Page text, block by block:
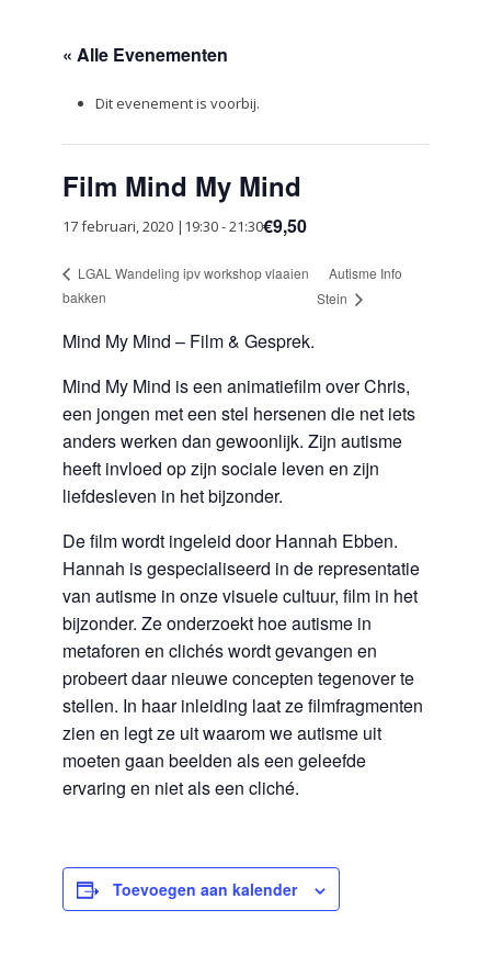
« Alle Evenementen
Dit evenement is voorbij.
Film Mind My Mind
17 februari, 2020 |19:30-21:30€9,50
LGAL Wandeling ipv workshop vlaaien
bakken
Autisme Info
Stein
Mind My Mind – Film & Gesprek.
Mind My Mind is een animatiefilm over Chris,
een jongen met een stel hersenen die net iets
anders werken dan gewoonlijk. Zijn autisme
heeft invloed op zijn sociale leven en zijn
liefdesleven in het bijzonder.
De film wordt ingeleid door Hannah Ebben.
Hannah is gespecialiseerd in de representatie
van autisme in onze visuele cultuur, film in het
bijzonder. Ze onderzoekt hoe autisme in
metaforen en clichés wordt gevangen en
probeert daar nieuwe concepten tegenover te
stellen. In haar inleiding laat ze filmfragmenten
zien en legt ze uit waarom we autisme uit
moeten gaan beelden als een geleefde
ervaring en niet als een cliché.
Toevoegen aan kalender